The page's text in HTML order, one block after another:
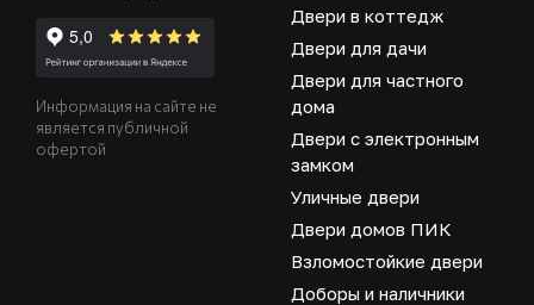
Информация на сайте не
является публичной
офертой
Двери в коттедж
Двери для дачи
Двери для частного
дома
Двери с электронным
замком
Уличные двери
Двери домов ПИК
Взломостойкие двери
Доборы и наличники